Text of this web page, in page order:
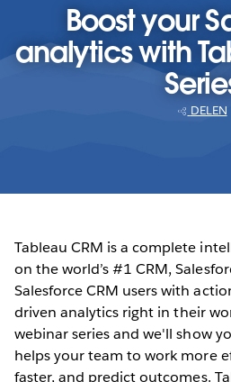
Boost your
analytics with
DELEN
Tableau CRM is a complete
on the world’s #1 CRM,
Salesforce CRM users with
driven analytics right in their
webinar series and we'll show
helps your team to work more
faster, and predict outcomes.